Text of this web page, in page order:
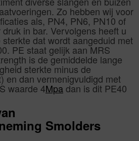
Zo hebben wij voor
als, PN4, PN6, PN10 of
in bar. Vervolgens heeft u
dat wordt aangeduid met
PE staat gelijk aan MRS
is de gemiddelde lange
sterkte minus de
en dan vermenigvuldigd met
waarde 4Mpa dan is dit PE40
Smolders